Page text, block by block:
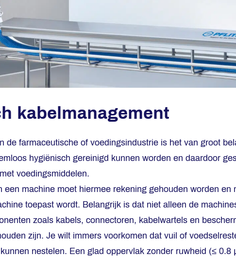
kabelmanagement
de farmaceutische of voedingsindustrie is het van groot
hygiënisch gereinigd kunnen worden en daardoor
voedingsmiddelen.
een machine moet hiermee rekening gehouden worden en
toepast wordt. Belangrijk is dat niet alleen de
zoals kabels, connectoren, kabelwartels en
zijn. Je wilt immers voorkomen dat vuil of
nestelen. Een glad oppervlak zonder ruwheid (≤ 0.8